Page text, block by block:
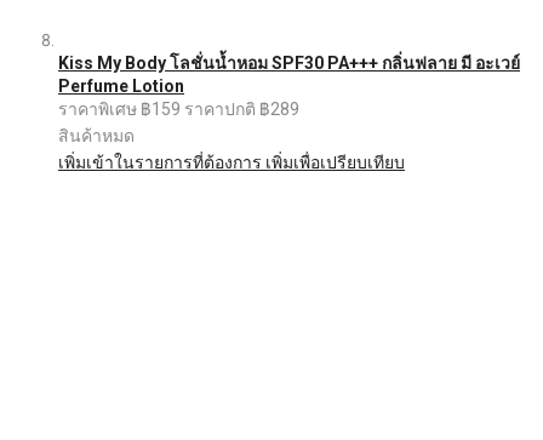
Kiss My Body โลชั่นน้ำหอม SPF30 PA+++ กลิ่นฟลาย มี อะเวย์
Perfume Lotion
ราคาพิเศษ ฿159 ราคาปกติ ฿289
สินค้าหมด
เพิ่มเข้าในรายการที่ต้องการ เพิ่มเพื่อเปรียบเทียบ